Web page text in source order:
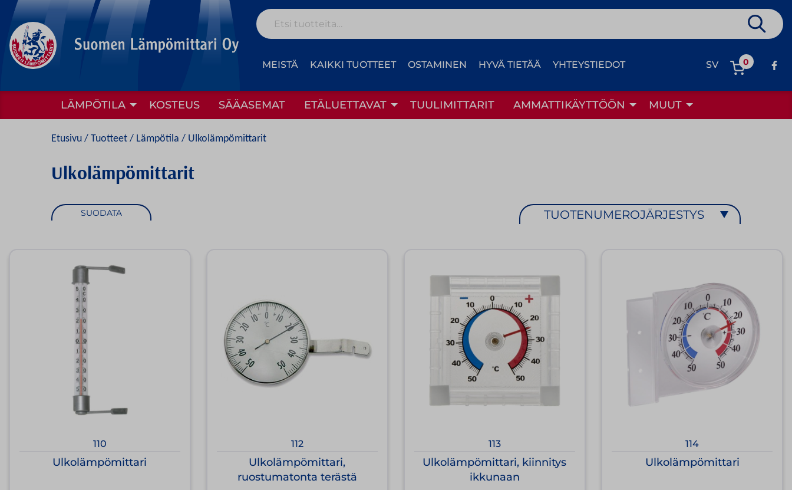
content
Etsi:
MEISTÄ KAIKKI TUOTTEET OSTAMINEN HYVÄ TIETÄÄ YHTEYSTIEDOT SV 0
LÄMPÖTILA KOSTEUS SÄÄASEMAT ETÄLUETTAVAT TUULIMITTARIT AMMATTIKÄYTTÖÖN MUUT
Etusivu / Tuotteet / Lämpötila / Ulkolämpömittarit
Ulkolämpömittarit
SUODATA TUOTENUMEROJÄRJESTYS
110
Ulkolämpömittari
112
Ulkolämpömittari,
ruostumatonta terästä
113
Ulkolämpömittari, kiinnitys
ikkunaan
114
Ulkolämpömittari